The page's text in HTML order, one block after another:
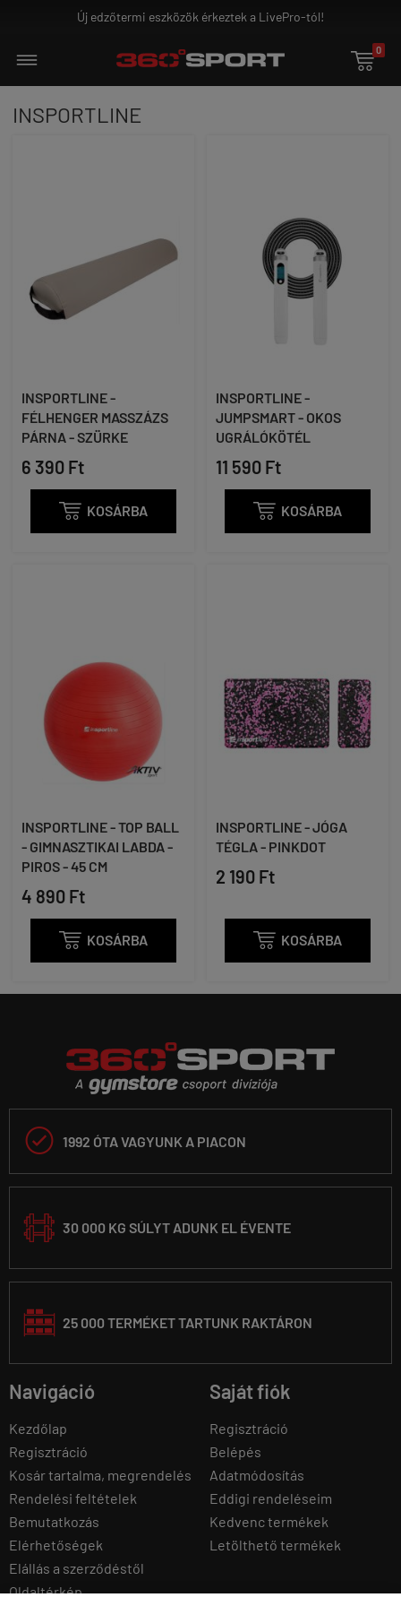
Új edzőtermi eszközök érkeztek a LivePro-tól!

0
INSPORTLINE
INSPORTLINE -
FÉLHENGER MASSZÁZS
PÁRNA - SZÜRKE
6 390 Ft
 KOSÁRBA
INSPORTLINE -
JUMPSMART - OKOS
UGRÁLÓKÖTÉL
11 590 Ft
 KOSÁRBA
INSPORTLINE - TOP BALL
- GIMNASZTIKAI LABDA -
PIROS - 45 CM
4 890 Ft
 KOSÁRBA
INSPORTLINE - JÓGA
TÉGLA - PINKDOT
2 190 Ft
 KOSÁRBA
 1992 ÓTA VAGYUNK A PIACON
30 000 KG SÚLYT ADUNK EL ÉVENTE
25 000 TERMÉKET TARTUNK RAKTÁRON
Navigáció
Kezdőlap
Regisztráció
Kosár tartalma, megrendelés
Rendelési feltételek
Bemutatkozás
Elérhetőségek
Elállás a szerződéstől
Oldaltérkép
Saját fiók
Regisztráció
Belépés
Adatmódosítás
Eddigi rendeléseim
Kedvenc termékek
Letölthető termékek